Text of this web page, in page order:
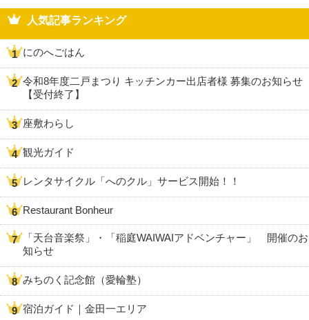
人気記事ランキング
にのへごはん
令和8年度二戸まつり キッチンカー出店者様 募集のお知らせ
【受付終了】
座敷わらし
観光ガイド
レンタサイクル「へのクル」サービス開始！！
Restaurant Bonheur
「天台音楽祭」・「稲庭WAIWAIアドベンチャー」 開催のお
知らせ
みちのく記念館（愛輪塾）
宿泊ガイド｜金田一エリア